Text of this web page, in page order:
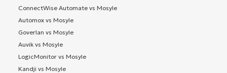
ConnectWise Automate vs Mosyle
Automox vs Mosyle
Goverlan vs Mosyle
Auvik vs Mosyle
LogicMonitor vs Mosyle
Kandji vs Mosyle